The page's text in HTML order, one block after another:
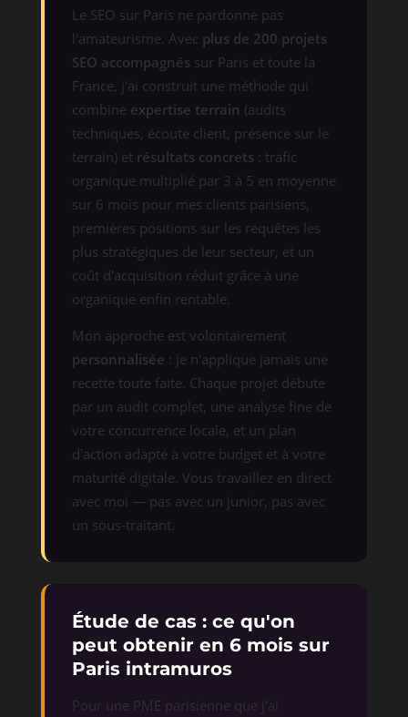
Le SEO sur Paris ne pardonne pas
l'amateurisme. Avec plus de 200 projets
SEO accompagnés sur Paris et toute la
France, j'ai construit une méthode qui
combine expertise terrain (audits
techniques, écoute client, présence sur le
terrain) et résultats concrets : trafic
organique multiplié par 3 à 5 en moyenne
sur 6 mois pour mes clients parisiens,
premières positions sur les requêtes les
plus stratégiques de leur secteur, et un
coût d'acquisition réduit grâce à une
organique enfin rentable.
Mon approche est volontairement
personnalisée : je n'applique jamais une
recette toute faite. Chaque projet débute
par un audit complet, une analyse fine de
votre concurrence locale, et un plan
d'action adapté à votre budget et à votre
maturité digitale. Vous travaillez en direct
avec moi — pas avec un junior, pas avec
un sous-traitant.
Étude de cas : ce qu'on
peut obtenir en 6 mois sur
Paris intramuros
Pour une PME parisienne que j'ai